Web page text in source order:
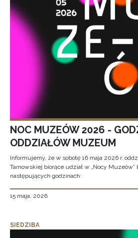
NOC MUZEÓW 2026 -
ODDZIAŁÓW MUZEUM
Informujemy, że w sobotę 16 maja 2026 r.
Tarnowskiej biorące udział w „Nocy
następujących godzinach:
15 maja, 2026
SIEDZIBA